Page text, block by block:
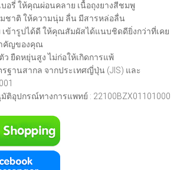
อรี่ ให้คุณผ่อนคลาย เนื้อถุงยางสีชมพู
ชาติ ให้ความนุ่ม ลื่น มีสารหล่อลื่น
เข้ารูปได้ดี ให้คุณสัมผัสได้แนบชิดดียิ่งกว่าที่เคย
ำคัญของคุณ
ยืดหยุ่นสูง ไม่ก่อให้เกิดการแพ้
ฐานสากล จากประเทศญี่ปุ่น (JIS) และ
ติอุปกรณ์ทางการแพทย์ : 22100BZX01101000